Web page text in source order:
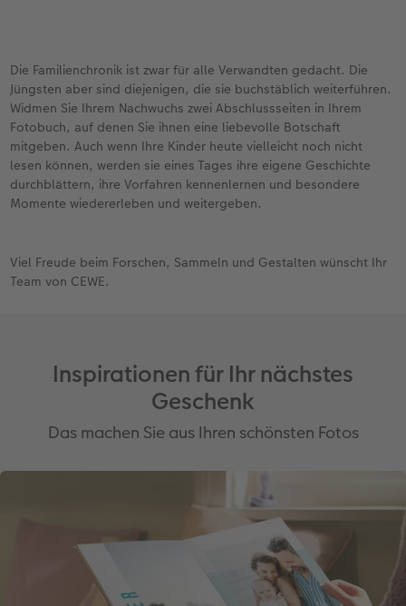
Die Familienchronik ist zwar für alle Verwandten gedacht. Die
Jüngsten aber sind diejenigen, die sie buchstäblich weiterführen.
Widmen Sie Ihrem Nachwuchs zwei Abschlussseiten in Ihrem
Fotobuch, auf denen Sie ihnen eine liebevolle Botschaft
mitgeben. Auch wenn Ihre Kinder heute vielleicht noch nicht
lesen können, werden sie eines Tages ihre eigene Geschichte
durchblättern, ihre Vorfahren kennenlernen und besondere
Momente wiedererleben und weitergeben.
Viel Freude beim Forschen, Sammeln und Gestalten wünscht Ihr
Team von CEWE.
Inspirationen für Ihr nächstes
Geschenk
Das machen Sie aus Ihren schönsten Fotos